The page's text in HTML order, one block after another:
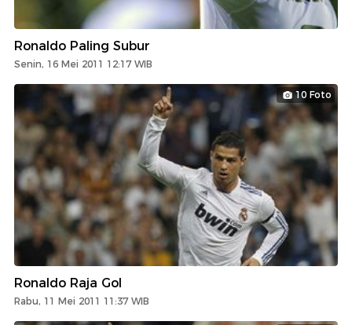
Ronaldo Paling Subur
Senin, 16 Mei 2011 12:17 WIB
10 Foto
Ronaldo Raja Gol
Rabu, 11 Mei 2011 11:37 WIB